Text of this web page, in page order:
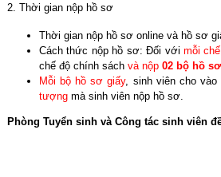
2. Thời gian nộp hồ sơ
Thời gian nộp hồ sơ online và hồ sơ
Cách thức nộp hồ sơ: Đối vớimỗi
chế độ chính sách và nộp 02 bộ hồ sơ
Mỗi bộ hồ sơ giấy, sinh viên cho vào
tượng mà sinh viên nộp hồ sơ.
Phòng Tuyển sinh và Công tác sinh viên